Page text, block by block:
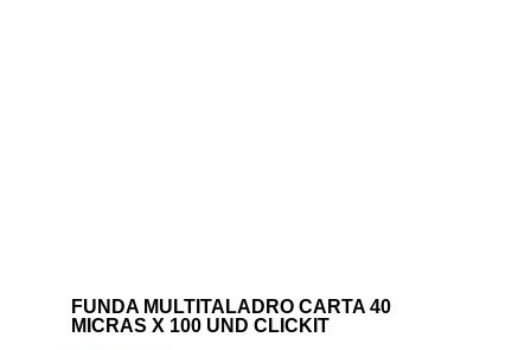
FUNDA MULTITALADRO CARTA 40
MICRAS X 100 UND CLICKIT